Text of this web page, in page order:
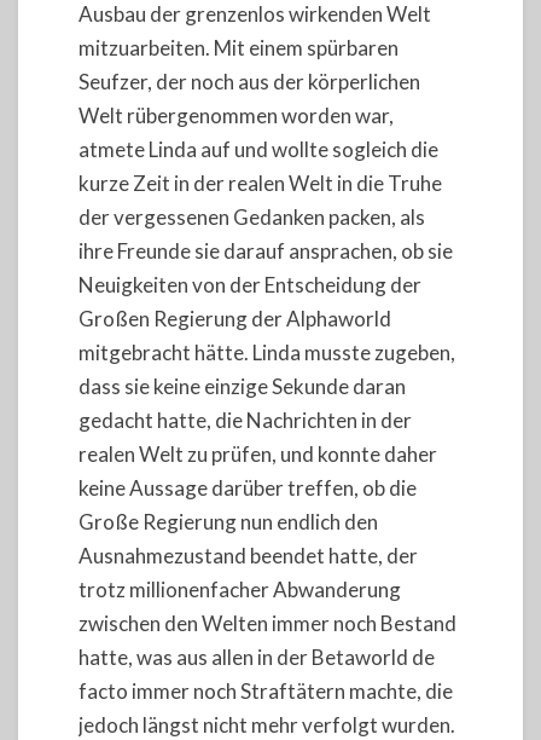
Ausbau der grenzenlos wirkenden Welt
mitzuarbeiten. Mit einem spürbaren
Seufzer, der noch aus der körperlichen
Welt rübergenommen worden war,
atmete Linda auf und wollte sogleich die
kurze Zeit in der realen Welt in die Truhe
der vergessenen Gedanken packen, als
ihre Freunde sie darauf ansprachen, ob sie
Neuigkeiten von der Entscheidung der
Großen Regierung der Alphaworld
mitgebracht hätte. Linda musste zugeben,
dass sie keine einzige Sekunde daran
gedacht hatte, die Nachrichten in der
realen Welt zu prüfen, und konnte daher
keine Aussage darüber treffen, ob die
Große Regierung nun endlich den
Ausnahmezustand beendet hatte, der
trotz millionenfacher Abwanderung
zwischen den Welten immer noch Bestand
hatte, was aus allen in der Betaworld de
facto immer noch Straftätern machte, die
jedoch längst nicht mehr verfolgt wurden.